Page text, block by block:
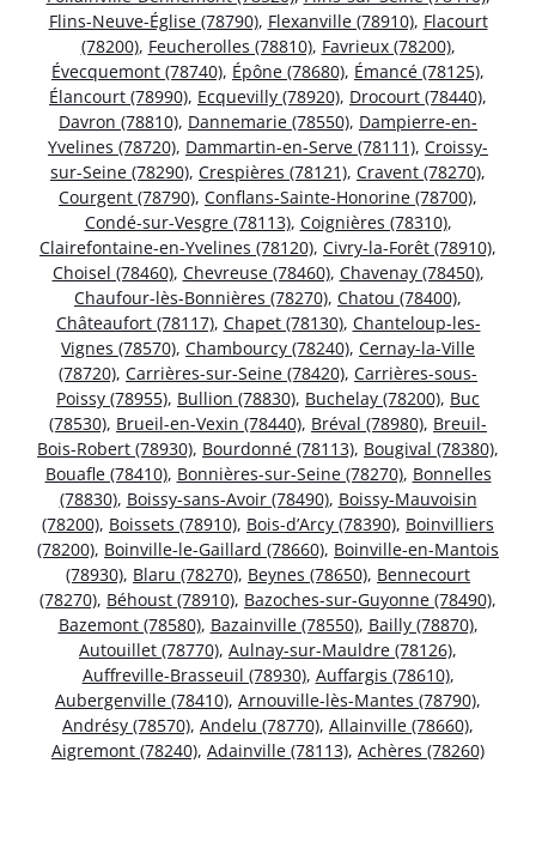
Flins-Neuve-Église (78790), Flexanville (78910), Flacourt
(78200), Feucherolles (78810), Favrieux (78200),
Évecquemont (78740), Épône (78680), Émancé (78125),
Élancourt (78990), Ecquevilly (78920), Drocourt (78440),
Davron (78810), Dannemarie (78550), Dampierre-en-
Yvelines (78720), Dammartin-en-Serve (78111), Croissy-
sur-Seine (78290), Crespières (78121), Cravent (78270),
Courgent (78790), Conflans-Sainte-Honorine (78700),
Condé-sur-Vesgre (78113), Coignières (78310),
Clairefontaine-en-Yvelines (78120), Civry-la-Forêt (78910),
Choisel (78460), Chevreuse (78460), Chavenay (78450),
Chaufour-lès-Bonnières (78270), Chatou (78400),
Châteaufort (78117), Chapet (78130), Chanteloup-les-
Vignes (78570), Chambourcy (78240), Cernay-la-Ville
(78720), Carrières-sur-Seine (78420), Carrières-sous-
Poissy (78955), Bullion (78830), Buchelay (78200), Buc
(78530), Brueil-en-Vexin (78440), Bréval (78980), Breuil-
Bois-Robert (78930), Bourdonné (78113), Bougival (78380),
Bouafle (78410), Bonnières-sur-Seine (78270), Bonnelles
(78830), Boissy-sans-Avoir (78490), Boissy-Mauvoisin
(78200), Boissets (78910), Bois-d’Arcy (78390), Boinvilliers
(78200), Boinville-le-Gaillard (78660), Boinville-en-Mantois
(78930), Blaru (78270), Beynes (78650), Bennecourt
(78270), Béhoust (78910), Bazoches-sur-Guyonne (78490),
Bazemont (78580), Bazainville (78550), Bailly (78870),
Autouillet (78770), Aulnay-sur-Mauldre (78126),
Auffreville-Brasseuil (78930), Auffargis (78610),
Aubergenville (78410), Arnouville-lès-Mantes (78790),
Andrésy (78570), Andelu (78770), Allainville (78660),
Aigremont (78240), Adainville (78113), Achères (78260)